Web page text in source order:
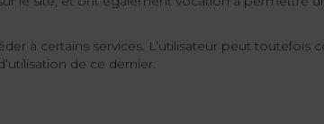
à certains services. L’utilisateur peut
de ce dernier.